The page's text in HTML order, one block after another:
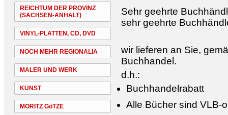
REICHTUM DER PROVINZ
(SACHSEN-ANHALT)
VINYL-PLATTEN, CD, DVD
NOCH MEHR REGIONALIA
MALER UND WERK
KUNST
MORITZ GöTZE
Sehr geehrte
sehr geehrte
wir lieferen an Sie,
Buchhandel.
d.h.:
Buchhandelrabatt
Alle Bücher sind VLB-